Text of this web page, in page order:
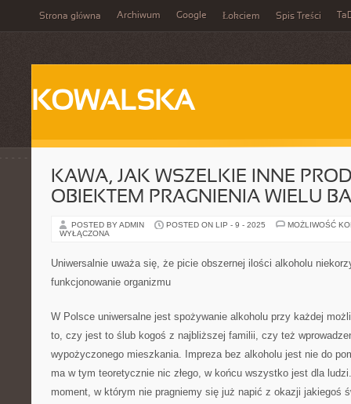
Strona główna Archiwum Google Łokciem Spis Treści
KOWALSKA
KAWA, JAK WSZELKIE INNE
OBIEKTEM PRAGNIENIA WIELU
POSTED BY ADMIN POSTED ON LIP - 9 - 2025
MOŻLIWOŚĆ
WYŁĄCZONA
Uniwersalnie uważa się, że picie obszernej ilości alkoholu
funkcjonowanie organizmu
W Polsce uniwersalne jest spożywanie alkoholu przy każdej
to, czy jest to ślub kogoś z najbliższej familii, czy też
wypożyczonego mieszkania. Impreza bez alkoholu jest nie do
ma w tym teoretycznie nic złego, w końcu wszystko jest dla
moment, w którym nie pragniemy się już napić z okazji jakiegoś